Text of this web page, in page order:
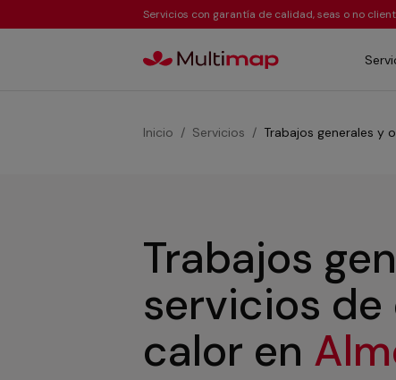
Servicios con garantía de calidad, seas o no
Inicio Servicios Trabajos generales y
Trabajos
servicios
calor en